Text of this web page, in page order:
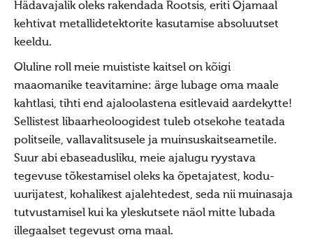
Teema: Maavalla Koda
Teema: maausk
Kuvavõistlused
Hiite kuvavõistlus 2019
Hiite kuvavõistlus 2019
Hiite kuvavõistlus 2019 lisa
Saada oma kuva võistlusele
Hiite kuvavõistlus 2018
Hiite kuvavõistlus 2018 lisa
Hädavajalik oleks rakendada Rootsis, eriti Ojamaal
kehtivat metallidetektorite kasutamise absoluutset
keeldu.
Oluline roll meie muististe kaitsel on kõigi
maaomanike teavitamine: ärge lubage oma maale
kahtlasi, tihti end ajaloolastena esitlevaid aardekytte!
Sellistest libaarheoloogidest tuleb otsekohe teatada
politseile, vallavalitsusele ja muinsuskaitseametile.
Suur abi ebaseadusliku, meie ajalugu ryystava
tegevuse tõkestamisel oleks ka õpetajatest, kodu-
uurijatest, kohalikest ajalehtedest, seda nii muinasaja
tutvustamisel kui ka yleskutsete näol mitte lubada
illegaalset tegevust oma maal.